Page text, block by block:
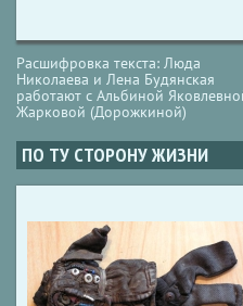
Расшифровка текста: Люда
Николаева и Лена Будянская
работают с Альбиной
Жарковой (Дорожкиной)
ПО ТУ СТОРОНУ ЖИЗНИ